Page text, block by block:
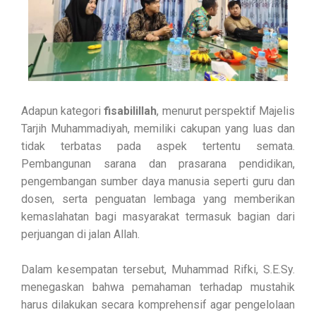
Adapun kategorifisabilillah, menurut perspektif Majelis
Tarjih Muhammadiyah, memiliki cakupan yang luas dan
tidak terbatas pada aspek tertentu semata.
Pembangunan sarana dan prasarana pendidikan,
pengembangan sumber daya manusia seperti guru dan
dosen, serta penguatan lembaga yang memberikan
kemaslahatan bagi masyarakat termasuk bagian dari
perjuangan di jalan Allah.
Dalam kesempatan tersebut, Muhammad Rifki, S.E.Sy.
menegaskan bahwa pemahaman terhadap mustahik
harus dilakukan secara komprehensif agar pengelolaan